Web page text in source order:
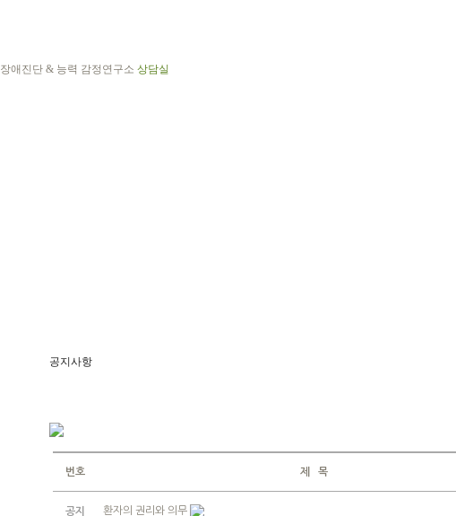
장애진단 & 능력 감정연구소 상담실
공지사항
번호 제 목
공지 환자의 권리와 의무